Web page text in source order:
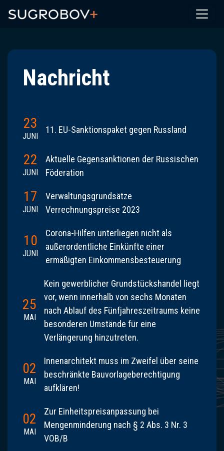
Nachricht
23
JUNI
11. EU-Sanktionspaket gegen Russland
22
JUNI
Aktuelle Gegensanktionen der Russischen
Föderation
17
JUNI
Verwaltungsgrundsätze
Verrechnungspreise 2023
10
JUNI
Corona-Hilfen unterliegen nicht als
außerordentliche Einkünfte einer
ermäßigten Einkommensbesteuerung
25
MAI
Kein gewerblicher Grundstückshandel liegt
vor, wenn innerhalb von sechs Monaten
nach Ablauf des Fünfjahreszeitraums keine
besonderen Umstände für eine
Verlängerung hinzutreten.
02
MAI
Innenarchitekt muss im Zweifel über seine
beschränkte Bauvorlageberechtigung
aufklären!
02
MAI
Zur Einheitspreisanpassung bei
Mengenminderung nach § 2 Abs. 3 Nr. 3
VOB/B